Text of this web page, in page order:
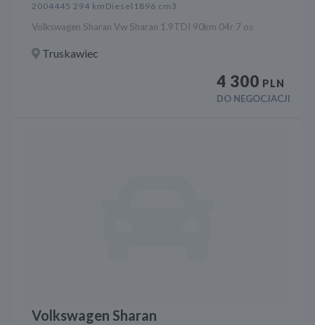
2004445 294 km Diesel 1896 cm3
Volkswagen Sharan Vw Sharan 1.9TDI 90km 04r 7 os
Truskawiec
4 300 PLN
DO NEGOCJACJI
Volkswagen Sharan